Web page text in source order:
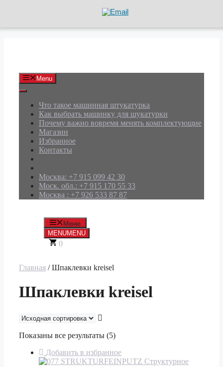
Menu
Что такое машинная штукатурка
Как выбрать машинку для шукатурки
Почему важно вовремя менять комплектующие
Магазин
Избранное
Контакты
Москва: +7 915 099 42 30
Моск. обл.: +7 915 170 55 33
Москва : +7 926 533 87 87
Меню
MENUMENU
0
Главная / Шпаклевки kreisel
Шпаклевки kreisel
Показаны все результаты (5)
Добавить в избранное